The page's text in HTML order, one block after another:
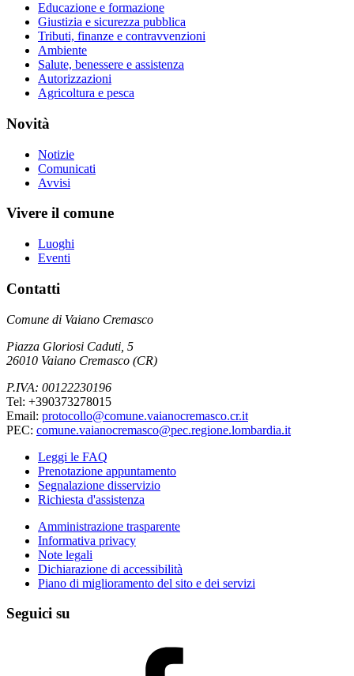
Educazione e formazione
Giustizia e sicurezza pubblica
Tributi, finanze e contravvenzioni
Ambiente
Salute, benessere e assistenza
Autorizzazioni
Agricoltura e pesca
Novità
Notizie
Comunicati
Avvisi
Vivere il comune
Luoghi
Eventi
Contatti
Comune di Vaiano Cremasco
Piazza Gloriosi Caduti, 5
26010 Vaiano Cremasco (CR)
P.IVA: 00122230196
Tel: +390373278015
Email: protocollo@comune.vaianocremasco.cr.it
PEC: comune.vaianocremasco@pec.regione.lombardia.it
Leggi le FAQ
Prenotazione appuntamento
Segnalazione disservizio
Richiesta d'assistenza
Amministrazione trasparente
Informativa privacy
Note legali
Dichiarazione di accessibilità
Piano di miglioramento del sito e dei servizi
Seguici su